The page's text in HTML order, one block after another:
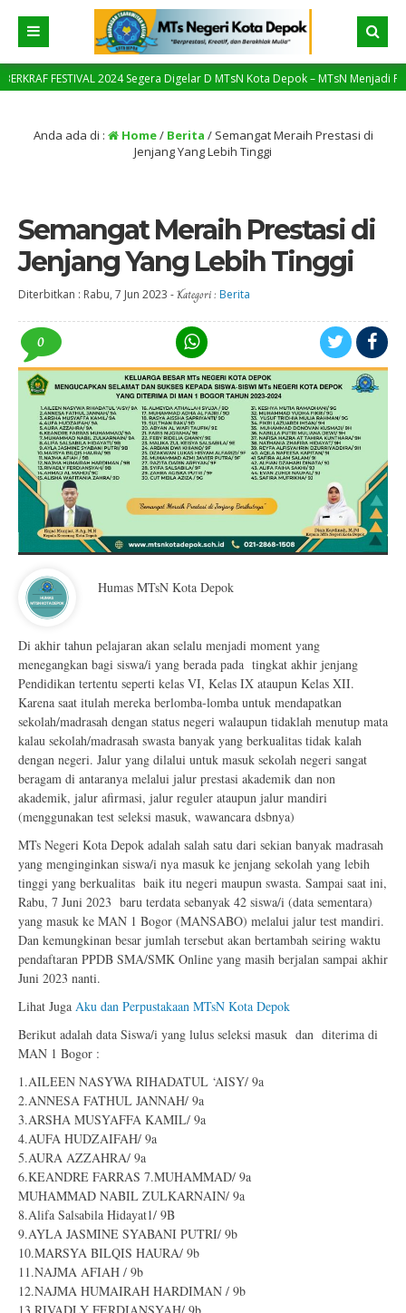
FESTIVAL 2024 Segera Digelar D MTsN Kota Depok – MTsN Menjadi Pilot
Anda ada di : Home/ Berita / Semangat Meraih Prestasi di
Jenjang Yang Lebih Tinggi
Semangat Meraih Prestasi di
Jenjang Yang Lebih Tinggi
Diterbitkan : Rabu, 7 Jun 2023 -Kategori : Berita
0
Humas MTsN Kota Depok
Di akhir tahun pelajaran akan selalu menjadi moment yang
menegangkan bagi siswa/i yang berada pada tingkat akhir jenjang
Pendidikan tertentu seperti kelas VI, Kelas IX ataupun Kelas XII.
Karena saat itulah mereka berlomba-lomba untuk mendapatkan
sekolah/madrasah dengan status negeri walaupun tidaklah menutup mata
kalau sekolah/madrasah swasta banyak yang berkualitas tidak kalah
dengan negeri. Jalur yang dilalui untuk masuk sekolah negeri sangat
beragam di antaranya melalui jalur prestasi akademik dan non
akademik, jalur afirmasi, jalur reguler ataupun jalur mandiri
(menggunakan test seleksi masuk, wawancara dsbnya)
MTs Negeri Kota Depok adalah salah satu dari sekian banyak madrasah
yang menginginkan siswa/i nya masuk ke jenjang sekolah yang lebih
tinggi yang berkualitas baik itu negeri maupun swasta. Sampai saat ini,
Rabu, 7 Juni 2023 baru terdata sebanyak 42 siswa/i (data sementara)
yang masuk ke MAN 1 Bogor (MANSABO) melalui jalur test mandiri.
Dan kemungkinan besar jumlah tersebut akan bertambah seiring waktu
pendaftaran PPDB SMA/SMK Online yang masih berjalan sampai akhir
Juni 2023 nanti.
Lihat Juga Aku dan Perpustakaan MTsN Kota Depok
Berikut adalah data Siswa/i yang lulus seleksi masuk dan diterima di
MAN 1 Bogor :
1.AILEEN NASYWA RIHADATUL ‘AISY/ 9a
2.ANNESA FATHUL JANNAH/ 9a
3.ARSHA MUSYAFFA KAMIL/ 9a
4.AUFA HUDZAIFAH/ 9a
5.AURA AZZAHRA/ 9a
6.KEANDRE FARRAS 7.MUHAMMAD/ 9a
MUHAMMAD NABIL ZULKARNAIN/ 9a
8.Alifa Salsabila Hidayat1/ 9B
9.AYLA JASMINE SYABANI PUTRI/ 9b
10.MARSYA BILQIS HAURA/ 9b
11.NAJMA AFIAH / 9b
12.NAJMA HUMAIRAH HARDIMAN / 9b